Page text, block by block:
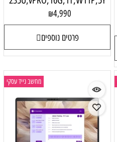
₪4,990
פרטים נוספים
מחשב נייד עסקי